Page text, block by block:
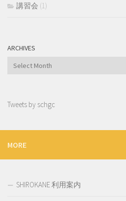
講習会 (1)
ARCHIVES
Archives
Tweets by schgc
MORE
SHIROKANE 利用案内